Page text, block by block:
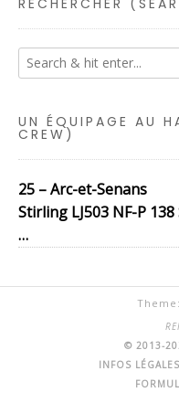
UN ÉQUIPAGE AU
CREW)
25 – Arc-et-Senans
Stirling LJ503 NF-P
…
© 2013-
INFOS LÉGALES